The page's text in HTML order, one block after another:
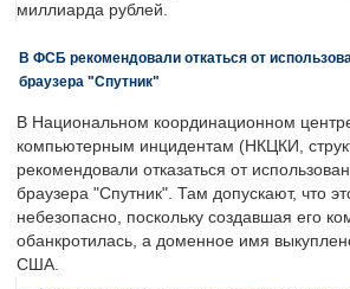
миллиарда рублей.
В ФСБ рекомендовали откаться от
браузера "Спутник"
В Национальном координационном
компьютерным инцидентам (НКЦКИ,
рекомендовали отказаться от
браузера "Спутник". Там допускают, что
небезопасно, поскольку создавшая его
обанкротилась, а доменное имя
США.